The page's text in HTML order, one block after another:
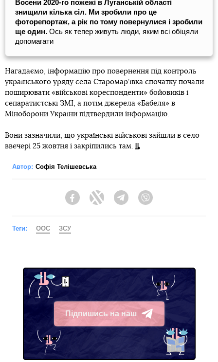
Восени 2020-го пожежі в Луганській області
знищили кілька сіл. Ми зробили про це
фоторепортаж, а рік по тому повернулися і зробили
ще один. Ось як тепер живуть люди, яким всі обіцяли
допомагати
Нагадаємо, інформацію про повернення під контроль
українського уряду села Старомар’ївка спочатку почали
поширювати «військові кореспонденти» бойовиків і
сепаратистські ЗМІ, а потім джерела «Бабеля» в
Міноборони України підтвердили інформацію.
Вони зазначили, що українські військові зайшли в село
ввечері 25 жовтня і закріпились там.
Автор: Софія Телішевська
FacebookTwitter Telegram
Теги: ООС ЗСУ
Підпишись на наш
Telegram